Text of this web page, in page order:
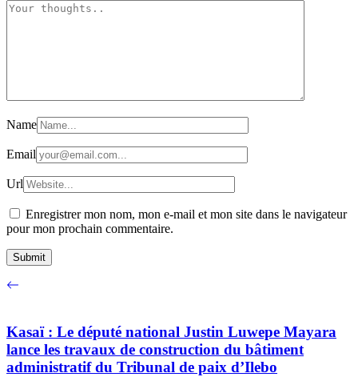
Name
Email
Url
Enregistrer mon nom, mon e-mail et mon site dans le navigateur
pour mon prochain commentaire.
Kasaï : Le député national Justin Luwepe Mayara
lance les travaux de construction du bâtiment
administratif du Tribunal de paix d’Ilebo